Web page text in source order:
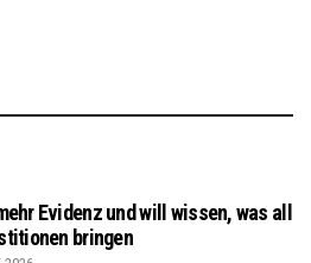
Evidenz und will wissen, was all
bringen